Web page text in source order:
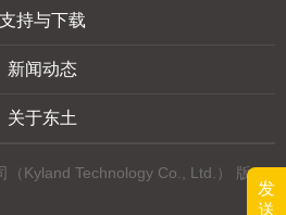
发
送
支持与下载
新闻动态
关于东土
（Kyland Technology Co., Ltd.） 版